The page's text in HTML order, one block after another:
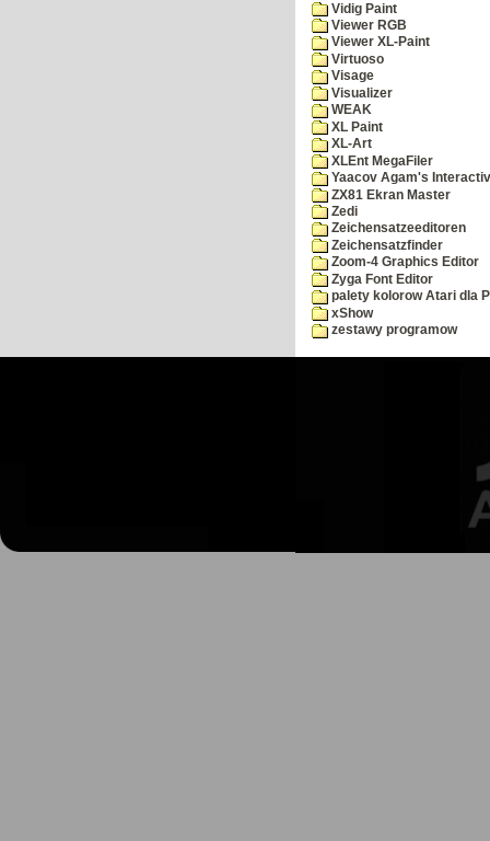
Vidig Paint
Viewer RGB
Viewer XL-Paint
Virtuoso
Visage
Visualizer
WEAK
XL Paint
XL-Art
XLEnt MegaFiler
Yaacov Agam's
ZX81 Ekran Master
Zedi
Zeichensatzeeditoren
Zeichensatzfinder
Zoom-4 Graphics Editor
Zyga Font Editor
palety kolorow Atari dla
xShow
zestawy programow